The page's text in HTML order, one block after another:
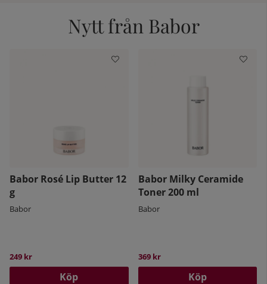
Nytt från Babor
Babor Rosé Lip Butter 12
g
Babor
249 kr
Köp
Babor Milky Ceramide
Toner 200 ml
Babor
369 kr
Köp